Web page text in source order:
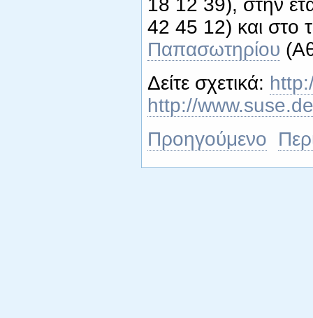
18 12 39), στην
42 45 12) και στο
Παπασωτηρίου
Δείτε σχετικά:
http://
Προηγούμενο